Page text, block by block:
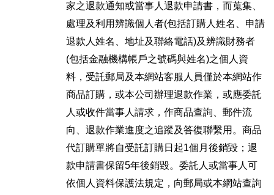
家之退款通知或當事人退款申請書，而蒐集、
處理及利用辨識個人者(包括訂購人姓名、申請
退款人姓名、地址及聯絡電話)及辨識財務者
(包括金融機構帳戶之號碼與姓名)之個人資
料，受託郵局及本網站客服人員僅於本網站作
商品訂購，或本公司辦理退款作業，或應委託
人或收件當事人請求，作商品查詢、郵件流
向、退款作業進度之追蹤及答復聯繫用。商品
代訂購單將自受託訂購日起1個月後銷毀；退
款申請書保留5年後銷毀。委託人或當事人可
依個人資料保護法規定，向郵局或本網站查詢